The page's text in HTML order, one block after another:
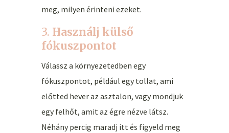
meg, milyen érinteni ezeket.
3. Használj külső
fókuszpontot
Válassz a környezetedben egy
fókuszpontot, például egy tollat, ami
előtted hever az asztalon, vagy mondjuk
egy felhőt, amit az égre nézve látsz.
Néhány percig maradj itt és figyeld meg